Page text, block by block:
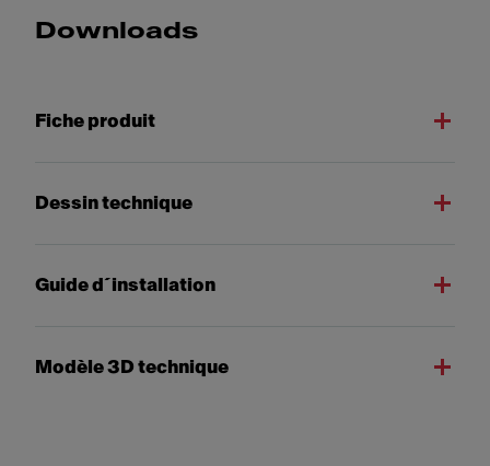
Downloads
Fiche produit
Dessin technique
Guide d´installation
Modèle 3D technique